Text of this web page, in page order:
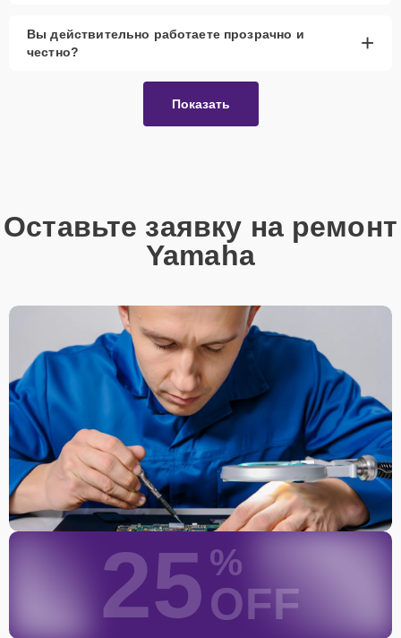
Вы действительно работаете прозрачно и
честно?
+
Показать
Оставьте заявку на ремонт
Yamaha
25 %
OFF